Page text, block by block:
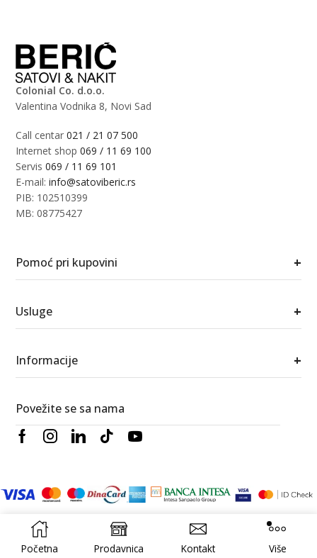
Početna Prodavnica Kontakt Više
Colonial Co. d.o.o.
Valentina Vodnika 8, Novi Sad
Call centar021 / 21 07 500
Internet shop069 / 11 69 100
Servis069 / 11 69 101
E-mail:info@satoviberic.rs
PIB: 102510399
MB: 08775427
Pomoć pri kupovini +
Usluge +
Informacije +
Povežite se sa nama
© 2026 Berić satovi i nakit. Sva prava zadržana.
Izrada
RedWood
Digital